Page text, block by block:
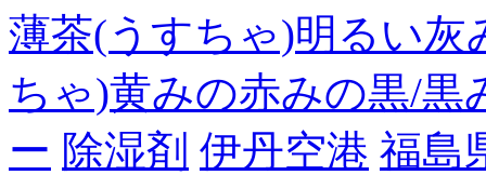
薄茶(うすちゃ)明るい灰
ちゃ)黄みの赤みの黒/黒
ー 除湿剤 伊丹空港 福島